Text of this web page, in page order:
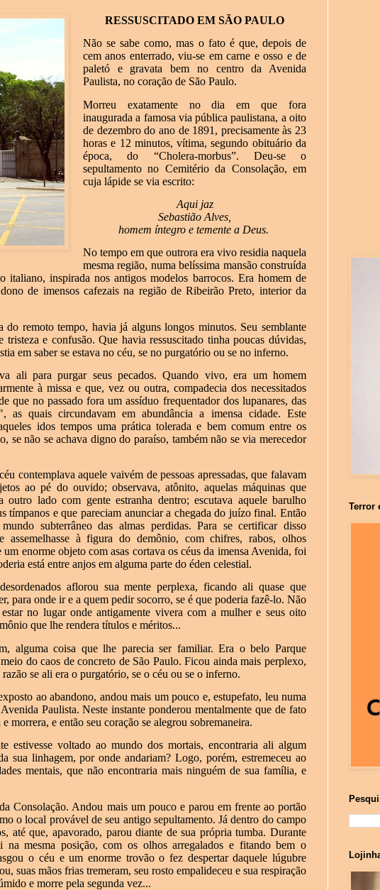
RESSUSCITADO EM SÃO PAULO
Não se sabe como, mas o fato é que, depois de
cem anos enterrado, viu-se em carne e osso e de
paletó e gravata bem no centro da Avenida
Paulista, no coração de São Paulo.
Morreu exatamente no dia em que fora
inaugurada a famosa via pública paulistana, a oito
de dezembro do ano de 1891, precisamente às 23
horas e 12 minutos, vítima, segundo obituário da
época, do “Cholera-morbus”. Deu-se o
sepultamento no Cemitério da Consolação, em
cuja lápide se via escrito:
Aqui jaz
Sebastião Alves,
homem íntegro e temente a Deus.
No tempo em que outrora era vivo residia naquela
mesma região, numa belíssima mansão construída
italiano, inspirada nos antigos modelos barrocos. Era homem de
de imensos cafezais na região de Ribeirão Preto, interior da
do remoto tempo, havia já alguns longos minutos. Seu semblante
tristeza e confusão. Que havia ressuscitado tinha poucas dúvidas,
em saber se estava no céu, se no purgatório ou se no inferno.
ali para purgar seus pecados. Quando vivo, era um homem
à missa e que, vez ou outra, compadecia dos necessitados
que no passado fora um assíduo frequentador dos lupanares, das
as quais circundavam em abundância a imensa cidade. Este
idos tempos uma prática tolerada e bem comum entre os
se não se achava digno do paraíso, também não se via merecedor
contemplava aquele vaivém de pessoas apressadas, que falavam
ao pé do ouvido; observava, atônito, aquelas máquinas que
outro lado com gente estranha dentro; escutava aquele barulho
tímpanos e que pareciam anunciar a chegada do juízo final. Então
subterrâneo das almas perdidas. Para se certificar disso
assemelhasse à figura do demônio, com chifres, rabos, olhos
um enorme objeto com asas cortava os céus da imensa Avenida, foi
está entre anjos em alguma parte do éden celestial.
aflorou sua mente perplexa, ficando ali quase que
para onde ir e a quem pedir socorro, se é que poderia fazê-lo. Não
no lugar onde antigamente vivera com a mulher e seus oito
que lhe rendera títulos e méritos...
alguma coisa que lhe parecia ser familiar. Era o belo Parque
do caos de concreto de São Paulo. Ficou ainda mais perplexo,
se ali era o purgatório, se o céu ou se o inferno.
ao abandono, andou mais um pouco e, estupefato, leu numa
Paulista. Neste instante ponderou mentalmente que de fato
morrera, e então seu coração se alegrou sobremaneira.
estivesse voltado ao mundo dos mortais, encontraria ali algum
sua linhagem, por onde andariam? Logo, porém, estremeceu ao
mentais, que não encontraria mais ninguém de sua família, e
Consolação. Andou mais um pouco e parou em frente ao portão
o local provável de seu antigo sepultamento. Já dentro do campo
até que, apavorado, parou diante de sua própria tumba. Durante
na mesma posição, com os olhos arregalados e fitando bem o
o céu e um enorme trovão o fez despertar daquele lúgubre
suas mãos frias tremeram, seu rosto empalideceu e sua respiração
e morre pela segunda vez...
Terror